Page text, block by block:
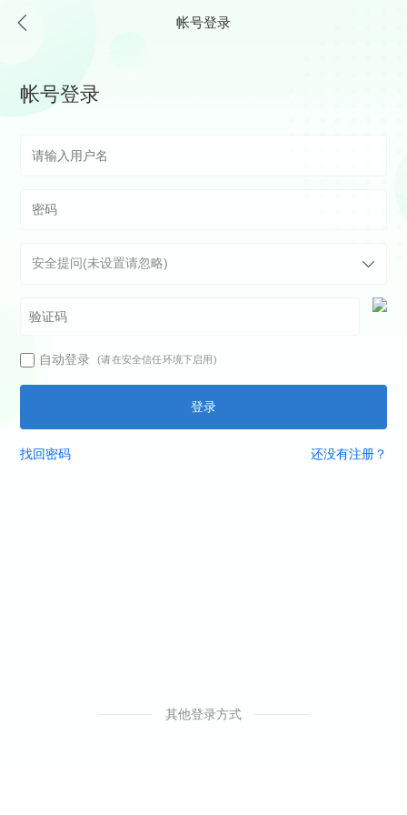
帐号登录
帐号登录
自动登录 (请在安全信任环境下启用)
登录
找回密码 还没有注册？
其他登录方式